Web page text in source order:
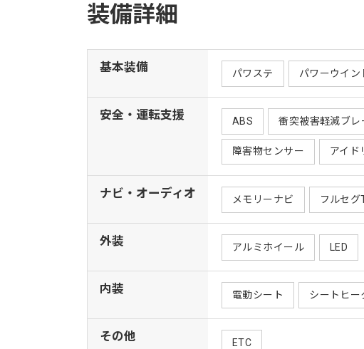
装備詳細
基本装備 パワステ パワーウイン
安全・運転支援 ABS 衝突被害軽減ブレ
障害物センサー アイド
ナビ・オーディオ メモリーナビ フルセグ
外装 アルミホイール LED
内装 電動シート シートヒー
その他 ETC